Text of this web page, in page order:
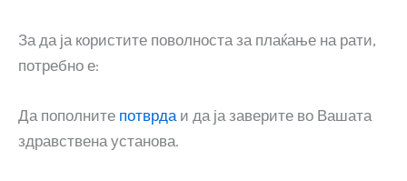
За да ја користите поволноста за плаќање на рати,
потребно е:
Да пополните потврдаи да ја заверите во Вашата
здравствена установа.